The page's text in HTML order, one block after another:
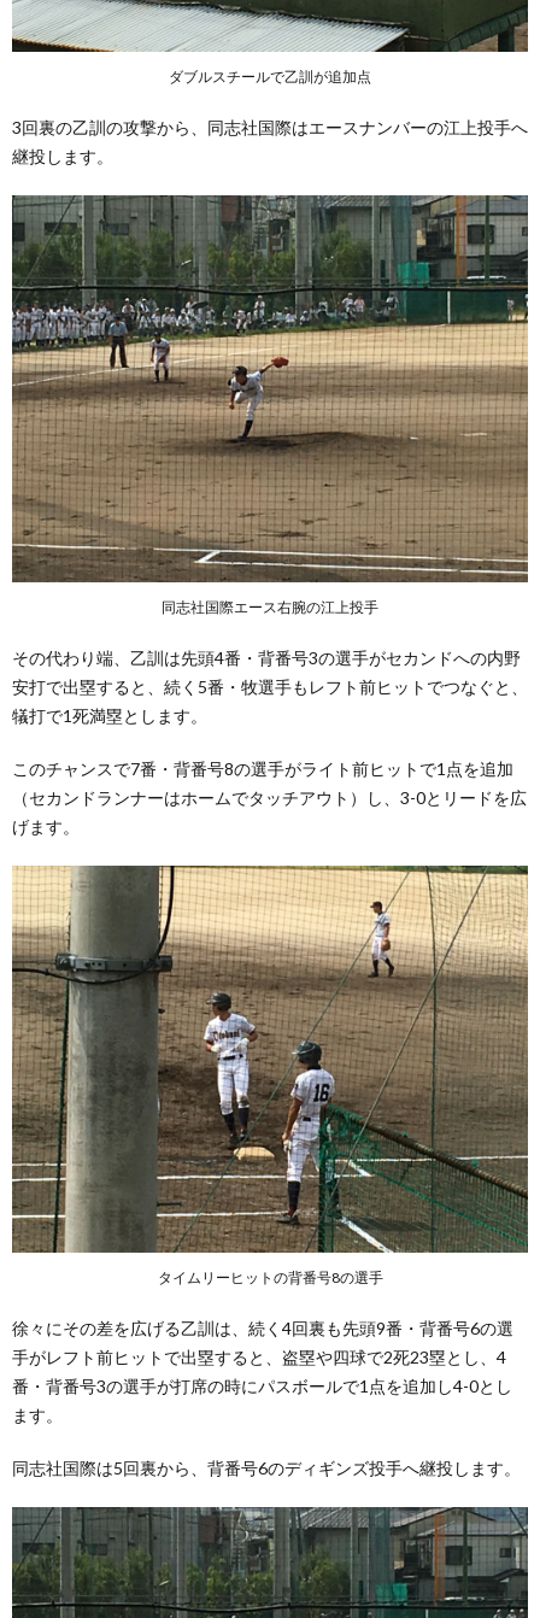
ダブルスチールで乙訓が追加点
3回裏の乙訓の攻撃から、同志社国際はエースナンバーの江上投手へ
継投します。
同志社国際エース右腕の江上投手
その代わり端、乙訓は先頭4番・背番号3の選手がセカンドへの内野
安打で出塁すると、続く5番・牧選手もレフト前ヒットでつなぐと、
犠打で1死満塁とします。
このチャンスで7番・背番号8の選手がライト前ヒットで1点を追加
（セカンドランナーはホームでタッチアウト）し、3-0とリードを広
げます。
タイムリーヒットの背番号8の選手
徐々にその差を広げる乙訓は、続く4回裏も先頭9番・背番号6の選
手がレフト前ヒットで出塁すると、盗塁や四球で2死23塁とし、4
番・背番号3の選手が打席の時にパスボールで1点を追加し4-0とし
ます。
同志社国際は5回裏から、背番号6のディギンズ投手へ継投します。